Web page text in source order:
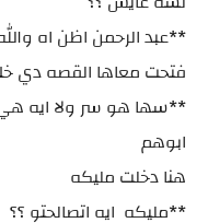
**عبد الرحمن اظن اه
فتحت معاها القصه دي
**سها هو سر ولا ايه
ابوهم
هنا دخلت مليكه
**مليكه ايه اتصالحتو ؟؟